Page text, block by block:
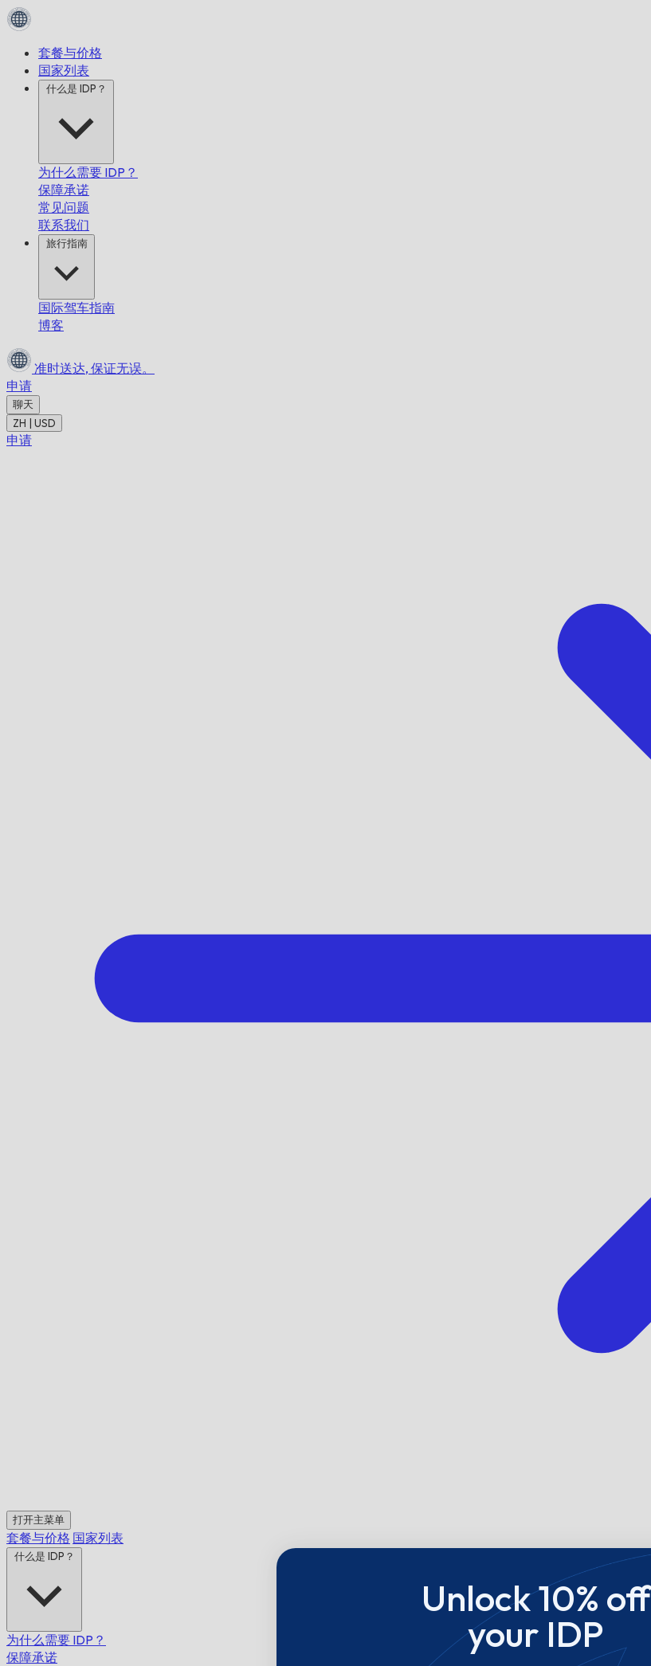
套餐与价格
国家列表
什么是 IDP？
为什么需要 IDP？
保障承诺
常见问题
联系我们
旅行指南
国际驾车指南
博客
准时送达, 保证无误。
申请
聊天
ZH | USD
申请
打开主菜单
套餐与价格 国家列表
什么是 IDP？
为什么需要 IDP？
保障承诺
Unlock 10% off
your IDP